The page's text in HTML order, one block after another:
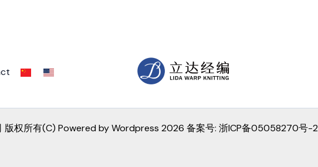
版权所有(C) Powered by Wordpress 2026 备案号: 浙ICP备05058270号-2